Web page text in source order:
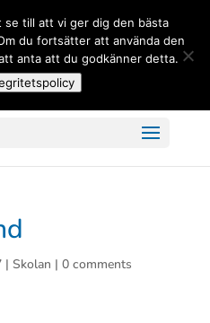
| Skolan | 0 comments
till att vi ger dig den bästa
du fortsätter att använda den
anta att du godkänner detta.